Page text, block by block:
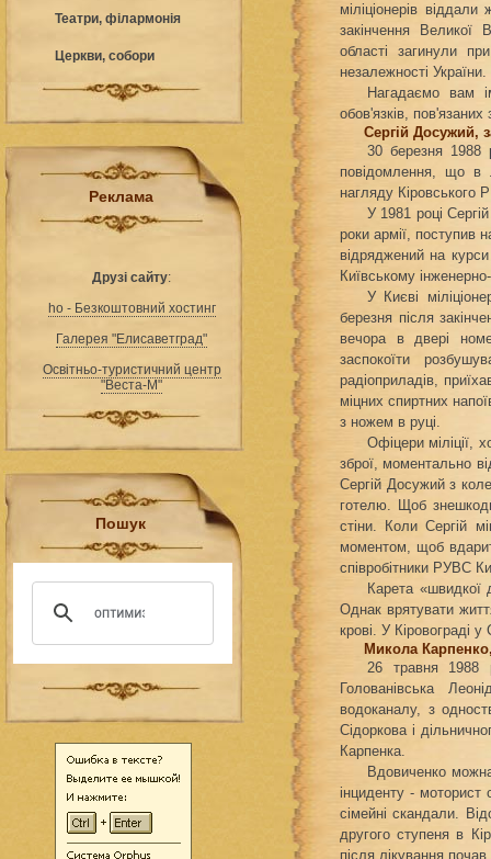
Театри, філармонія
Церкви, собори
Реклама
Друзі сайту:
ho - Безкоштовний хостинг
Галерея "Елисаветград"
Освітньо-туристичний центр
"Веста-М"
Пошук
міліціонерів
закінчення Великої
області загинули
незалежності України.
Нагадаємо вам
обов'язків,
Сергій Досужий,
30 березня 1988
повідомлення, що в
нагляду Кіровського
У 1981 році
роки армії, поступив
відряджений на курси
Київському
У Києві
березня після
вечора в двері
заспокоїти
радіоприладів,
міцних спиртних
з ножем в руці.
Офіцери міліції,
зброї, моментально
Сергій Досужий з
готелю. Щоб
стіни. Коли Сергій
моментом, щоб
співробітники РУВС
Карета «швидкої
Однак врятувати
крові. У Кіровограді
Микола Карпенко,
26 травня 1988
Голованівська
водоканалу, з
Сідоркова і
Карпенка.
Вдовиченко
інциденту -
сімейні скандали.
другого ступеня в
після лікування